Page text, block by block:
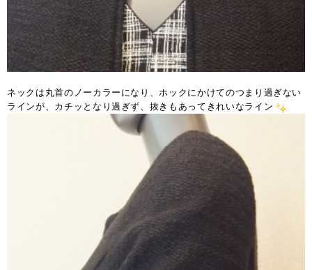
ネックは丸首のノーカラーになり、ホックにかけてのつまり過ぎない
ラインが、カチッとなり過ぎず、抜きもあってきれいなライン